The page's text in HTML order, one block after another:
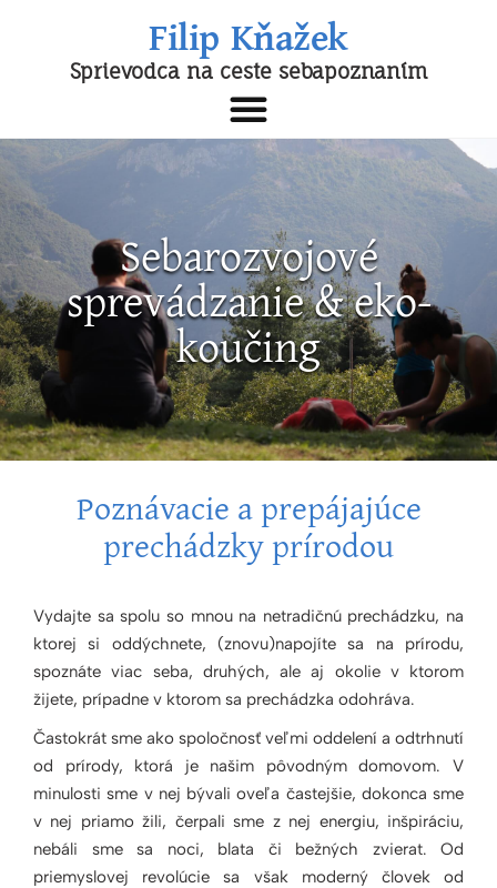
Filip Kňažek
Sprievodca na ceste sebapoznaním
Sebarozvojové
sprevádzanie & eko-
koučing
Poznávacie a prepájajúce
prechádzky prírodou
Vydajte sa spolu so mnou na netradičnú prechádzku, na
ktorej si oddýchnete, (znovu)napojíte sa na prírodu,
spoznáte viac seba, druhých, ale aj okolie v ktorom
žijete, prípadne v ktorom sa prechádzka odohráva.
Častokrát sme ako spoločnosť veľmi oddelení a odtrhnutí
od prírody, ktorá je našim pôvodným domovom. V
minulosti sme v nej bývali oveľa častejšie, dokonca sme
v nej priamo žili, čerpali sme z nej energiu, inšpiráciu,
nebáli sme sa noci, blata či bežných zvierat. Od
priemyslovej revolúcie sa však moderný človek od